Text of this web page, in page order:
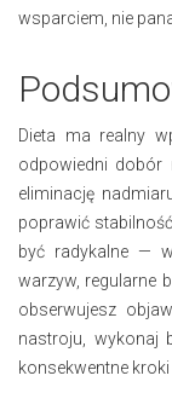
wsparciem, nie
Dieta ma realny
odpowiedni dobór
eliminację
poprawić
być radykalne —
warzyw, regularne
obserwujesz
nastroju, wykonaj
konsekwentne